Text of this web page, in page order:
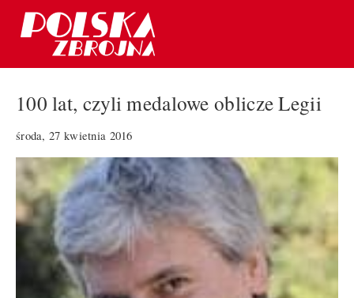
100 lat, czyli medalowe oblicze Legii
środa, 27 kwietnia 2016